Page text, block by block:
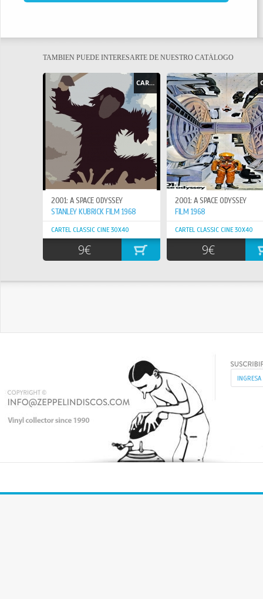
TAMBIEN PUEDE INTERESARTE DE NUESTRO CATÁLOGO
CARTEL - POSTER
2001: A SPACE ODYSSEY
STANLEY KUBRICK FILM 1968
CARTEL CLASSIC CINE 30X40
9€
2001: A SPACE ODYSSEY
FILM 1968
CARTEL CLASSIC CINE 30X40
9€